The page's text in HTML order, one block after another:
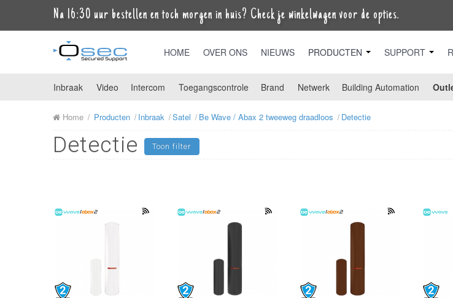
Na 16:30 uur bestellen en toch morgen in huis? Check je winkelwagen voor de opties.
HOME OVER ONS NIEUWS PRODUCTEN SUPPORT
Inbraak Video Intercom Toegangscontrole Brand Netwerk Building Automation
Home Producten Inbraak Satel Be Wave / Abax 2 tweeweg draadloos Detectie
Detectie Toon filter